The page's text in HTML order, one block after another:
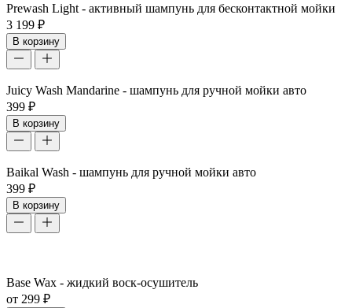
Prewash Light - активный шампунь для бесконтактной мойки
3 199 ₽
В корзину
Juicy Wash Mandarine - шампунь для ручной мойки авто
399 ₽
В корзину
Baikal Wash - шампунь для ручной мойки авто
399 ₽
В корзину
Base Wax - жидкий воск-осушитель
от 299 ₽